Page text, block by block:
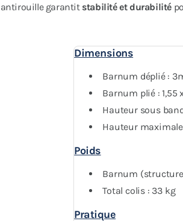
antirouille garantit stabilité et durabilité
Dimensions
Barnum déplié :
Barnum plié : 1,55
Hauteur sous
Hauteur
Poids
Barnum
Total colis : 33 kg
Pratique